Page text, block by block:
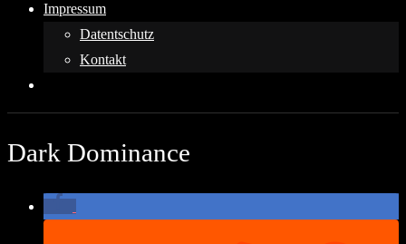
Impressum
Datentschutz
Kontakt
Dark Dominance